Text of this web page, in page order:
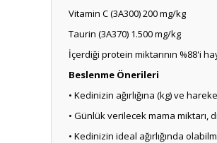
Vitamin C (3A300) 200 mg/kg
Taurin (3A370) 1.500 mg/kg
İçerdiği protein miktarının %88'i
Beslenme Önerileri
• Kedinizin ağırlığına (kg) ve
• Günlük verilecek mama miktarı,
• Kedinizin ideal ağırlığında